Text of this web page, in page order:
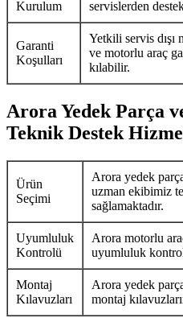
Kurulum
servislerden
Garanti
Koşulları
Yetkili servis dışı
ve motorlu araç
kılabilir.
Arora Yedek Parça
Teknik Destek
Ürün
Seçimi
Arora yedek
uzman ekibimiz
sağlamaktadır.
Uyumluluk
Kontrolü
Arora motorlu
uyumluluk
Montaj
Kılavuzları
Arora yedek
montaj